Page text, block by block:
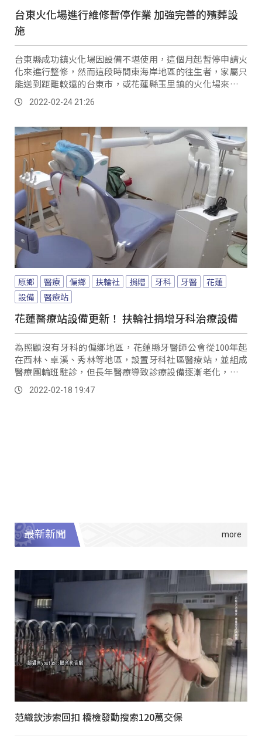
台東火化場進行維修暫停作業 加強完善的殯葬設
施
台東縣成功鎮火化場因設備不堪使用，這個月起暫停申請火
化來進行整修，然而這段時間東海岸地區的往生者，家屬只
能送到距離較遠的台東市，或花蓮縣玉里鎮的火化場來進行
火化。2022-02-24 21:26
原鄉 醫療 偏鄉 扶輪社 捐贈 牙科 牙醫
花蓮
設備
醫療站
花蓮醫療站設備更新！ 扶輪社捐增牙科治療設備
為照顧沒有牙科的偏鄉地區，花蓮縣牙醫師公會從100年起
在西林、卓溪、秀林等地區，設置牙科社區醫療站，並組成
醫療團輪班駐診，但長年醫療導致診療設備逐漸老化，因此
有民間社福單位向國際扶輪基金會申請獎助金，...。
2022-02-18 19:47
最新新聞
范織欽涉索回扣 橋檢發動搜索120萬交保